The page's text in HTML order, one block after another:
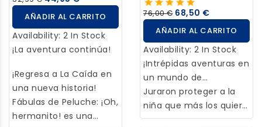
hace mucho tiempo. impedirlo?
AÑADIR AL CARRITO
Availability: 2 In Stock
¡La aventura continúa!
¡Regresa a La Caída en
una nueva historia!
Fábulas de Peluche: ¡Oh,
hermanito! es una
76,00 € 68,50 €
AÑADIR AL CARRITO
Availability: 2 In Stock
¡Intrépidas aventuras en
un mundo de
pesadillas!
Juraron proteger a la
niña que más los quiere,
pero los juguetes de